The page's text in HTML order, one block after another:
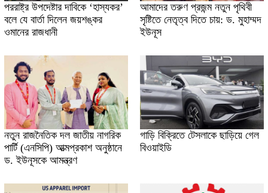
পররাষ্ট্র উপদেষ্টার দাবিকে ‘হাস্যকর’
বলে যে বার্তা দিলেন জয়শঙ্কর
ওমানের রাজধানী
আমাদের তরুণ প্রজন্ম নতুন পৃথিবী
সৃষ্টিতে নেতৃত্ব দিতে চায়: ড. মুহাম্মদ
ইউনূস
নতুন রাজনৈতিক দল জাতীয় নাগরিক
পার্টি (এনসিপি) আত্মপ্রকাশ অনুষ্ঠানে
ড. ইউনূসকে আমন্ত্রণ
গাড়ি বিক্রিতে টেসলাকে ছাড়িয়ে গেল
বিওয়াইডি